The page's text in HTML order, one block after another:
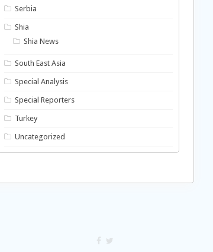
Serbia
Shia
Shia News
South East Asia
Special Analysis
Special Reporters
Turkey
Uncategorized